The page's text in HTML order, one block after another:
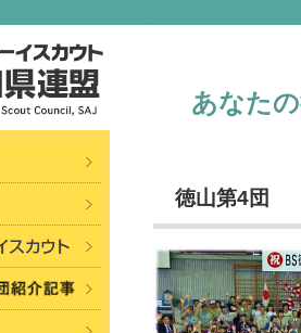
あなた
徳山第4団